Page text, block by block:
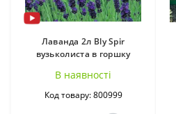
Лаванда 2л Bly Spir
вузьколиста в горшку
В наявностi
Код товару: 800999